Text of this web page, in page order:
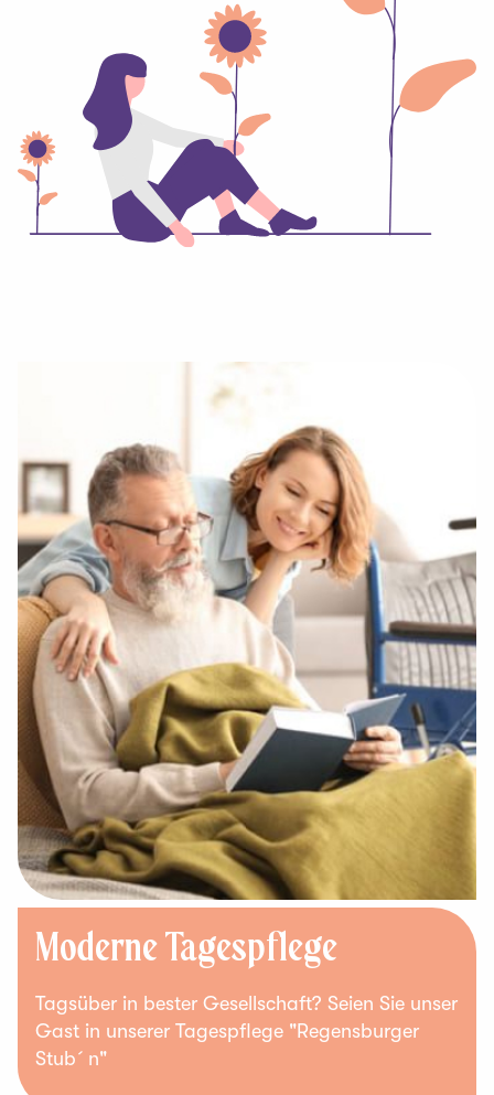
Moderne Tagespflege
Tagsüber in bester Gesellschaft? Seien Sie unser
Gast in unserer Tagespflege "Regensburger
Stub´n"